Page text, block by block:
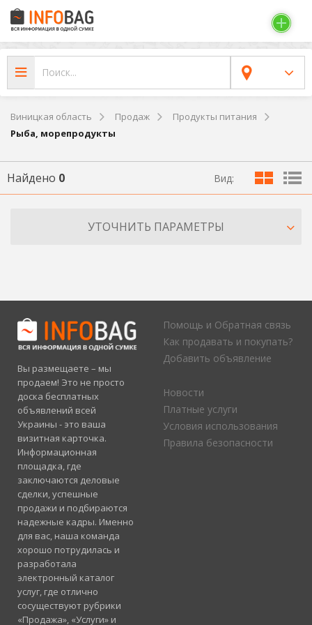
Виницкая область Продаж
Продукты питания
Рыба, морепродукты
Найдено 0 Вид:
УТОЧНИТЬ ПАРАМЕТРЫ
Вы размещаете – мы
продаем! Это не просто
доска бесплатных
объявлений всей
Украины - это ваша
визитная карточка.
Информационная
площадка, где
заключаются деловые
сделки, успешные
продажи и подбираются
надежные кадры. Именно
для вас, наша команда
хорошо потрудилась и
разработала
электронный каталог
услуг, где отлично
сосуществуют рубрики
«Продажа», «Услуги» и
Помощь и Обратная связь
Как продавать и покупать?
Добавить объявление
Новости
Платные услуги
Условия использования
Правила безопасности